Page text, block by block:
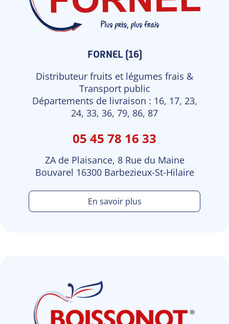
FORNEL (16)
Distributeur fruits et légumes frais &
Transport public
Départements de livraison : 16, 17, 23,
24, 33, 36, 79, 86, 87
05 45 78 16 33
ZA de Plaisance, 8 Rue du Maine
Bouvarel 16300 Barbezieux-St-Hilaire
En savoir plus